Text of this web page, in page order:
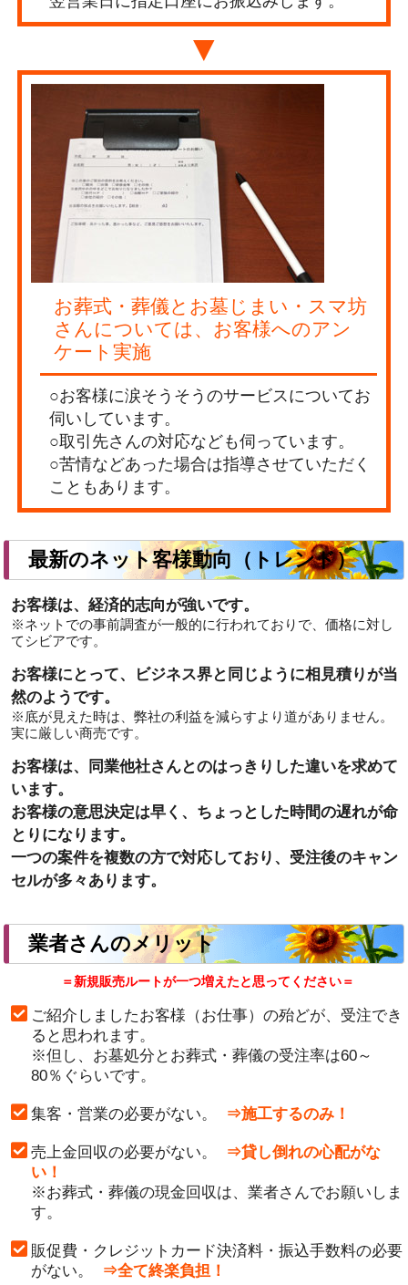
▼
お葬式・葬儀とお墓じまい・スマ坊
さんについては、お客様へのアン
ケート実施
○お客様に涙そうそうのサービスについてお
伺いしています。
○取引先さんの対応なども伺っています。
○苦情などあった場合は指導させていただく
こともあります。
最新のネット客様動向（トレンド）
お客様は、経済的志向が強いです。
※ネットでの事前調査が一般的に行われておりで、価格に対し
てシビアです。
お客様にとって、ビジネス界と同じように相見積りが当
然のようです。
※底が見えた時は、弊社の利益を減らすより道がありません。
実に厳しい商売です。
お客様は、同業他社さんとのはっきりした違いを求めて
います。
お客様の意思決定は早く、ちょっとした時間の遅れが命
とりになります。
一つの案件を複数の方で対応しており、受注後のキャン
セルが多々あります。
業者さんのメリット
＝新規販売ルートが一つ増えたと思ってください＝
ご紹介しましたお客様（お仕事）の殆どが、受注でき
ると思われます。
※但し、お墓処分とお葬式・葬儀の受注率は60～
80％ぐらいです。
集客・営業の必要がない。 ⇒施工するのみ！
売上金回収の必要がない。
⇒貸し倒れの心配がな
い！
※お葬式・葬儀の現金回収は、業者さんでお願いしま
す。
販促費・クレジットカード決済料・振込手数料の必要
がない。
⇒全て終楽負担！